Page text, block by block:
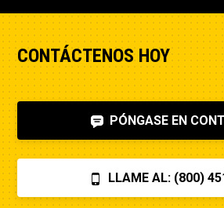
CONTÁCTENOS HOY
PÓNGASE EN
LLAME AL: (800)